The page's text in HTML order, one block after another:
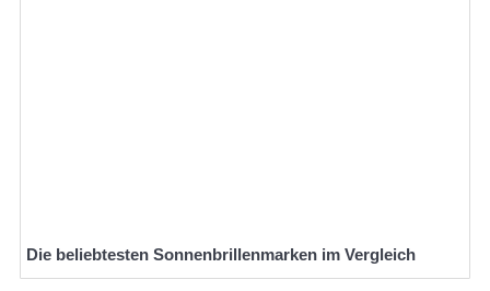
Die beliebtesten Sonnenbrillenmarken im Vergleich